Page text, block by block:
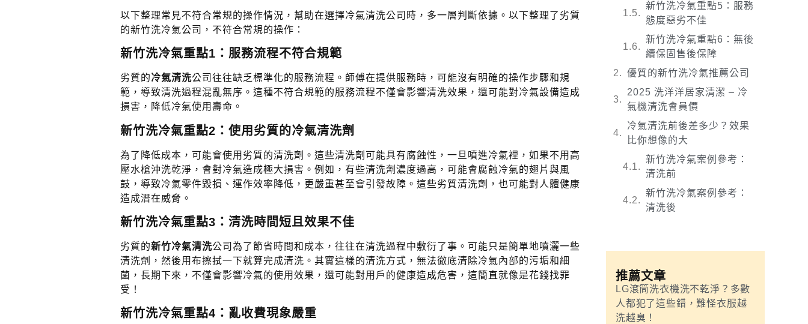
以下整理常見不符合常規的操作情況，幫助在選擇冷氣清洗公司時，多一層判斷依據。以下整理了劣質
的新竹洗冷氣公司，不符合常規的操作：
新竹洗冷氣重點1：服務流程不符合規範
劣質的冷氣清洗公司往往缺乏標準化的服務流程。師傅在提供服務時，可能沒有明確的操作步驟和規
範，導致清洗過程混亂無序。這種不符合規範的服務流程不僅會影響清洗效果，還可能對冷氣設備造成
損害，降低冷氣使用壽命。
新竹洗冷氣重點2：使用劣質的冷氣清洗劑
為了降低成本，可能會使用劣質的清洗劑。這些清洗劑可能具有腐蝕性，一旦噴進冷氣裡，如果不用高
壓水槍沖洗乾淨，會對冷氣造成極大損害。例如，有些清洗劑濃度過高，可能會腐蝕冷氣的翅片與風
鼓，導致冷氣零件毀損、運作效率降低，更嚴重甚至會引發故障。這些劣質清洗劑，也可能對人體健康
造成潛在威脅。
新竹洗冷氣重點3：清洗時間短且效果不佳
劣質的新竹冷氣清洗公司為了節省時間和成本，往往在清洗過程中敷衍了事。可能只是簡單地噴灑一些
清洗劑，然後用布擦拭一下就算完成清洗。其實這樣的清洗方式，無法徹底清除冷氣內部的污垢和細
菌，長期下來，不僅會影響冷氣的使用效果，還可能對用戶的健康造成危害，這簡直就像是花錢找罪
受！
新竹洗冷氣重點4：亂收費現象嚴重
新竹洗冷氣重點5：服務
態度惡劣不佳
新竹洗冷氣重點6：無後
續保固售後保障
優質的新竹洗冷氣推薦公司
2025 洗洋洋居家清潔 – 冷
氣機清洗會員價
冷氣清洗前後差多少？效果
比你想像的大
新竹洗冷氣案例參考：
清洗前
新竹洗冷氣案例參考：
清洗後
推薦文章
LG滾筒洗衣機洗不乾淨？多數
人都犯了這些錯，難怪衣服越
洗越臭！